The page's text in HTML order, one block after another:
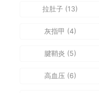
拉肚子 (13)
灰指甲 (4)
腱鞘炎 (5)
高血压(6)